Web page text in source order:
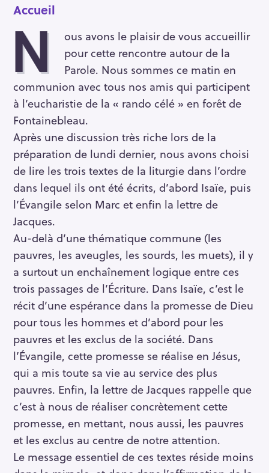
Accueil
N
ous avons le plaisir de vous accueillir
pour cette rencontre autour de la
Parole. Nous sommes ce matin en
communion avec tous nos amis qui participent
à l’eucharistie de la « rando célé » en forêt de
Fontainebleau.
Après une discussion très riche lors de la
préparation de lundi dernier, nous avons choisi
de lire les trois textes de la liturgie dans l’ordre
dans lequel ils ont été écrits, d’abord Isaïe, puis
l’Évangile selon Marc et enfin la lettre de
Jacques.
Au-delà d’une thématique commune (les
pauvres, les aveugles, les sourds, les muets), il y
a surtout un enchaînement logique entre ces
trois passages de l’Écriture. Dans Isaïe, c’est le
récit d’une espérance dans la promesse de Dieu
pour tous les hommes et d’abord pour les
pauvres et les exclus de la société. Dans
l’Évangile, cette promesse se réalise en Jésus,
qui a mis toute sa vie au service des plus
pauvres. Enfin, la lettre de Jacques rappelle que
c’est à nous de réaliser concrètement cette
promesse, en mettant, nous aussi, les pauvres
et les exclus au centre de notre attention.
Le message essentiel de ces textes réside moins